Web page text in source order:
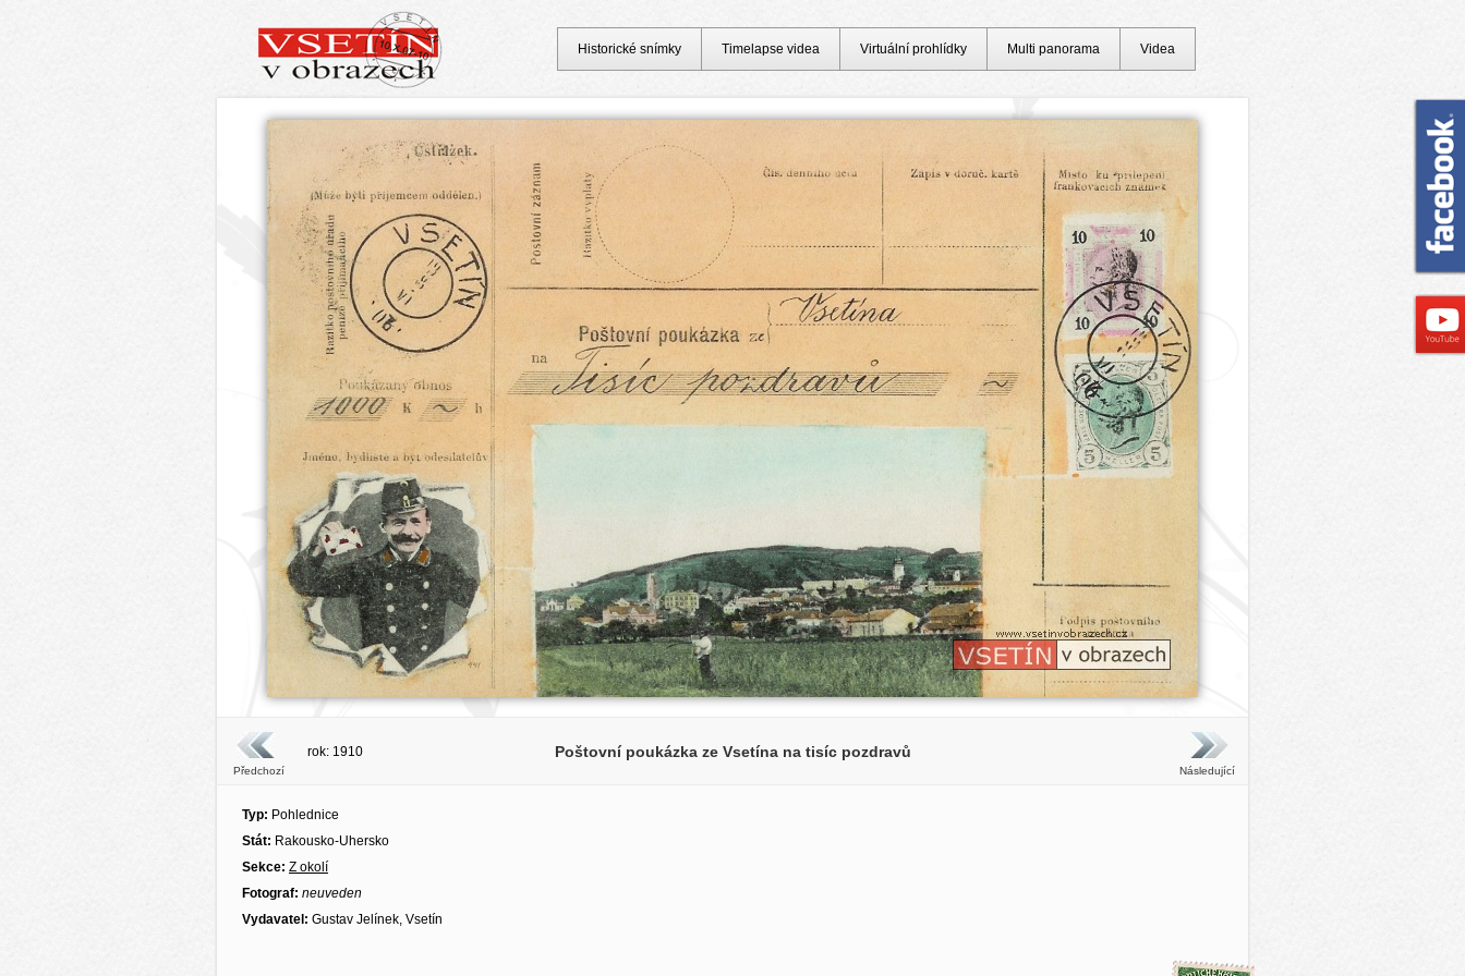
Předchozí
rok: 1910 Poštovní poukázka ze Vsetína na tisíc pozdravů
Následující
Typ: Pohlednice
Stát: Rakousko-Uhersko
Sekce: Z okolí
Fotograf: neuveden
Vydavatel: Gustav Jelínek, Vsetín
Historické snímky Timelapse videa Virtuální prohlídky Multi panorama Videa